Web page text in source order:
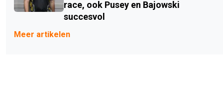
race, ook Pusey en Bajowski
succesvol
Meer artikelen